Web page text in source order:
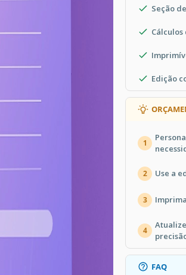
Seção
Edição
1
2 Use a
3
4
FAQ